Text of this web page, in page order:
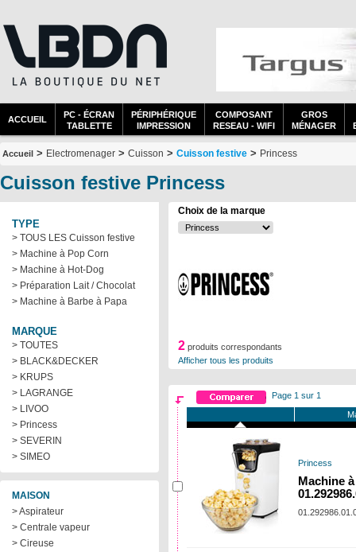
ACCUEIL
PC - ÉCRAN
TABLETTE
PÉRIPHÉRIQUE
IMPRESSION
COMPOSANT
RESEAU - WIFI
GROS
MÉNAGER
Accueil > Electromenager > Cuisson > Cuisson festive > Princess
Cuisson festive Princess
TYPE
> TOUS LES Cuisson festive
> Machine à Pop Corn
> Machine à Hot-Dog
> Préparation Lait / Chocolat
> Machine à Barbe à Papa
MARQUE
> TOUTES
> BLACK&DECKER
> KRUPS
> LAGRANGE
> LIVOO
> Princess
> SEVERIN
> SIMEO
MAISON
> Aspirateur
> Centrale vapeur
> Cireuse
Choix de la marque
2 produits correspondants
Afficher tous les produits
Page 1 sur 1
Princess
Machine